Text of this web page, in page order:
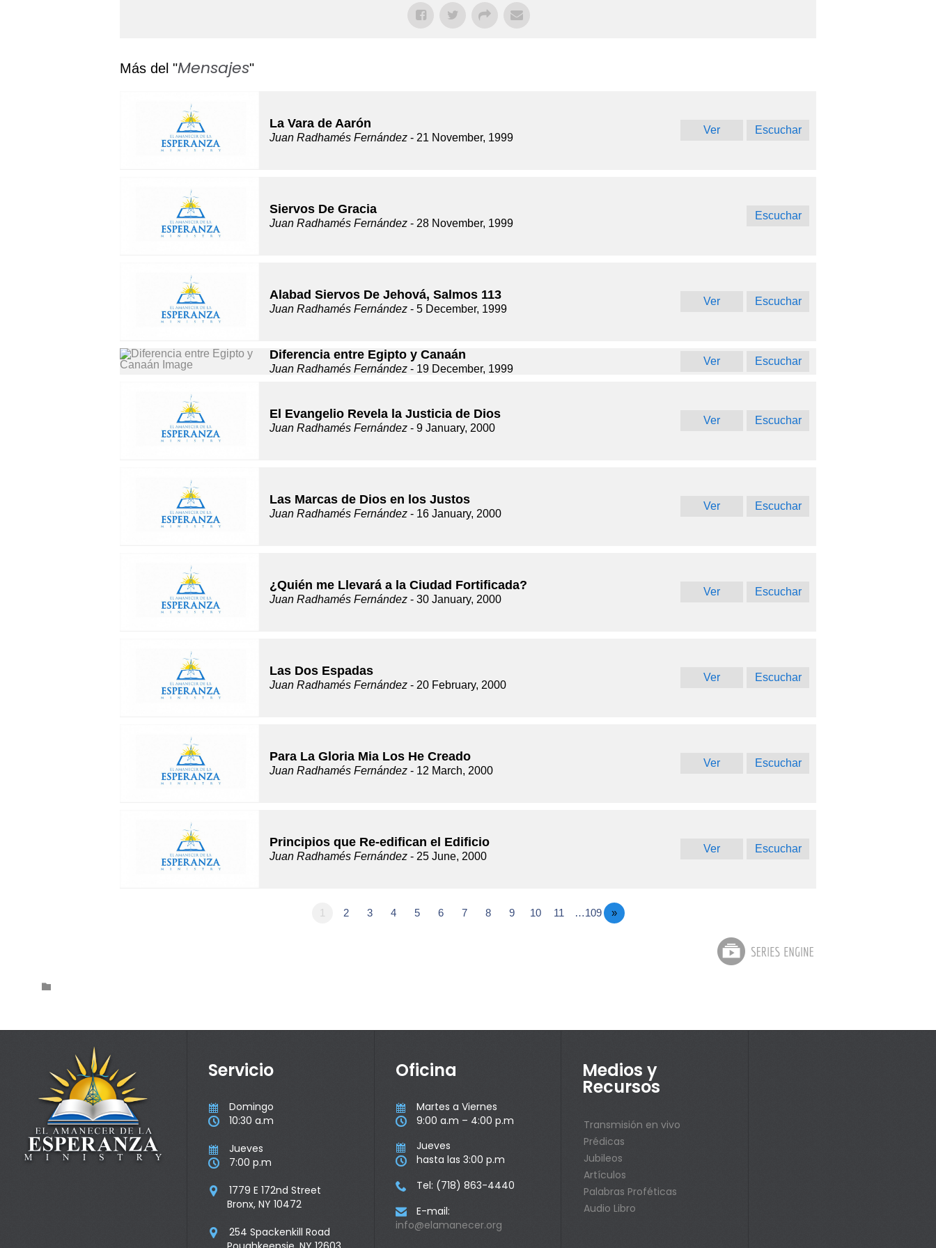
Más del "Mensajes"
La Vara de Aarón
Juan Radhamés Fernández - 21 November, 1999
Ver Escuchar
Siervos De Gracia
Juan Radhamés Fernández - 28 November, 1999
Escuchar
Alabad Siervos De Jehová, Salmos 113
Juan Radhamés Fernández - 5 December, 1999
Ver Escuchar
Diferencia entre Egipto y Canaán
Juan Radhamés Fernández - 19 December, 1999
Ver Escuchar
El Evangelio Revela la Justicia de Dios
Juan Radhamés Fernández - 9 January, 2000
Ver Escuchar
Las Marcas de Dios en los Justos
Juan Radhamés Fernández - 16 January, 2000
Ver Escuchar
¿Quién me Llevará a la Ciudad Fortificada?
Juan Radhamés Fernández - 30 January, 2000
Ver Escuchar
Las Dos Espadas
Juan Radhamés Fernández - 20 February, 2000
Ver Escuchar
Para La Gloria Mia Los He Creado
Juan Radhamés Fernández - 12 March, 2000
Ver Escuchar
Principios que Re-edifican el Edificio
Juan Radhamés Fernández - 25 June, 2000
Ver Escuchar
1 2 3 4 5 6 7 8 9 10 11 …109 »

Servicio
 Domingo
 10:30 a.m
 Jueves
 7:00 p.m

1779 E 172nd Street
Bronx, NY 10472

254 Spackenkill Road
Oficina
 Martes a Viernes
 9:00 a.m – 4:00 p.m
 Jueves
 hasta las 3:00 p.m
 Tel: (718) 863-4440

E-mail:
info@elamanecer.org
Medios y
Recursos
Transmisión en vivo
Prédicas
Jubileos
Artículos
Palabras Proféticas
Audio Libro